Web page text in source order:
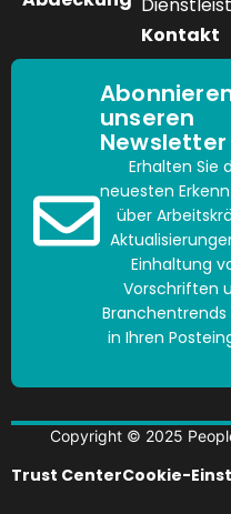
Kontakt
unseren
Newsletter
Erhalten Sie
neuesten
über
Einhaltung
Vorschriften
Branchentrends
in Ihren
Copyright © 2025
Trust CenterCookie-